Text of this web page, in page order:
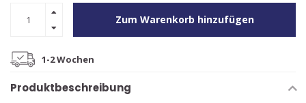
Zum Warenkorb hinzufügen
1-2 Wochen
Produktbeschreibung